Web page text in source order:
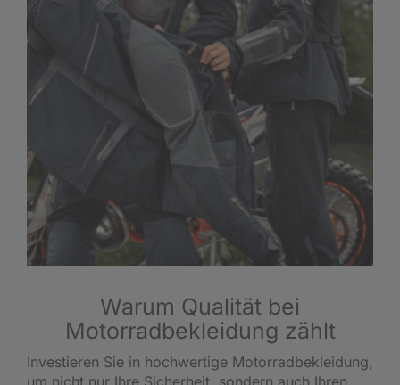
Warum Qualität bei
Motorradbekleidung zählt
Investieren Sie in hochwertige Motorradbekleidung,